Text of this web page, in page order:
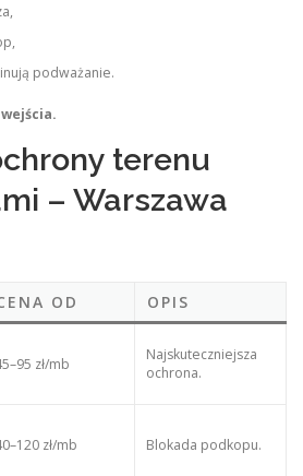
podważanie.
terenu
– Warszawa
OD
OPIS
zł/mb
Najskuteczniejsza
ochrona.
zł/mb Blokada podkopu.